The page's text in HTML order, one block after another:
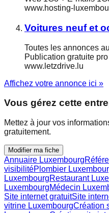
www.hosting-
Voitures neuf et
Toutes les annonces
Publication gratuite
www.letzdrive.lu
Affichez votre annonce ici »
Vous gérez cette
Mettez à jour vos
gratuitement.
Modifier ma fiche
Annuaire Luxembourg
visibilitéPlombier
LuxembourgRestaurant
LuxembourgMédecin
Site internet gratuitSite
vitrine LuxembourgCréation